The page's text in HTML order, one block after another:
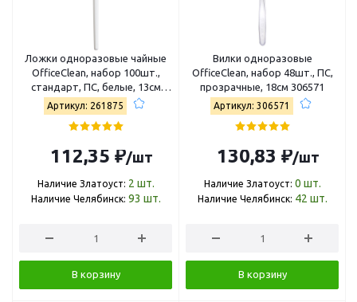
Ложки одноразовые чайные
OfficeClean, набор 100шт.,
стандарт, ПС, белые, 13см
261875/И
Артикул: 261875
112,35 ₽/шт
Наличие Златоуст: 2 шт.
Наличие Челябинск: 93 шт.
В корзину
Вилки одноразовые
OfficeClean, набор 48шт., ПС,
прозрачные, 18см 306571
Артикул: 306571
130,83 ₽/шт
Наличие Златоуст: 0 шт.
Наличие Челябинск: 42 шт.
В корзину